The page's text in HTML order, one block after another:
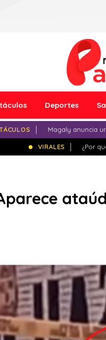
Deportes
Magaly anuncia
VIRALES ¿Por